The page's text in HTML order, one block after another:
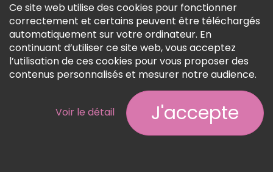
Ce site web utilise des cookies pour fonctionner
correctement et certains peuvent être téléchargés
automatiquement sur votre ordinateur. En
continuant d’utiliser ce site web, vous acceptez
l’utilisation de ces cookies pour vous proposer des
contenus personnalisés et mesurer notre audience.
Voir le détail J'accepte